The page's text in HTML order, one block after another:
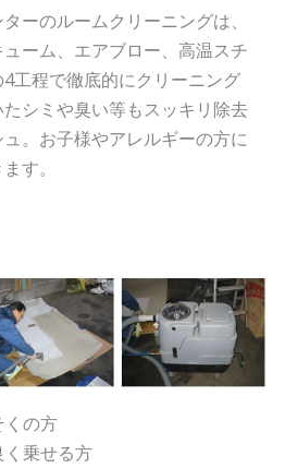
ーのルームクリーニングは、
ーム、エアブロー、高温スチ
工程で徹底的にクリーニング
シミや臭い等もスッキリ除去
。お子様やアレルギーの方に
す。
くの方
乗せる方